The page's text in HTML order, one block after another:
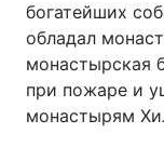
богатейших
обладал
монастырская
при пожаре и
монастырям